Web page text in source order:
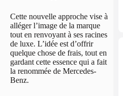
Cette nouvelle approche vise à
alléger l’image de la marque
tout en renvoyant à ses racines
de luxe. L’idée est d’offrir
quelque chose de frais, tout en
gardant cette essence qui a fait
la renommée de Mercedes-
Benz.